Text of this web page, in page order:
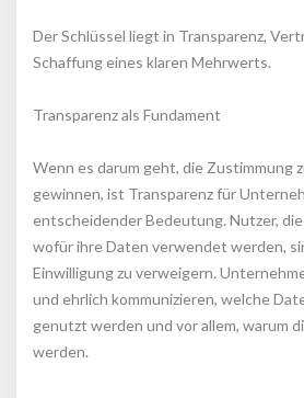
Der Schlüssel liegt in Transparenz,
Schaffung eines klaren Mehrwerts.
Transparenz als Fundament
Wenn es darum geht, die Zustimmung
gewinnen, ist Transparenz für
entscheidender Bedeutung. Nutzer,
wofür ihre Daten verwendet werden,
Einwilligung zu verweigern.
und ehrlich kommunizieren, welche
genutzt werden und vor allem, warum
werden.